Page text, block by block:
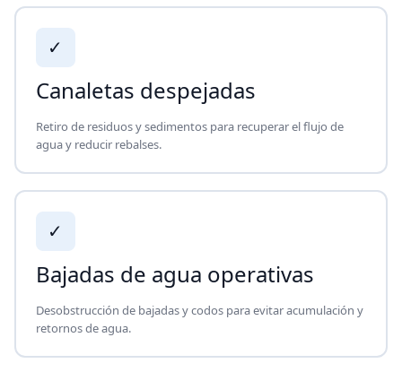
✓
Canaletas despejadas
Retiro de residuos y sedimentos para recuperar el flujo de
agua y reducir rebalses.
✓
Bajadas de agua operativas
Desobstrucción de bajadas y codos para evitar acumulación y
retornos de agua.